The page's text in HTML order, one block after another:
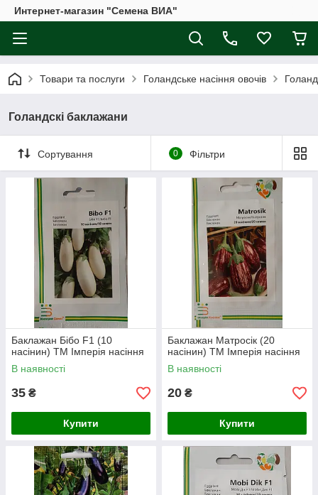
Интернет-магазин "Семена ВИА"
Товари та послуги Голандське насіння овочів
Голандскі баклажани
Сортування 0 Фільтри
Баклажан Бібо F1 (10
насінин) ТМ Імперія насіння
В наявності
35 ₴
Купити
Баклажан Матросік (20
насінин) ТМ Імперія насіння
В наявності
20 ₴
Купити